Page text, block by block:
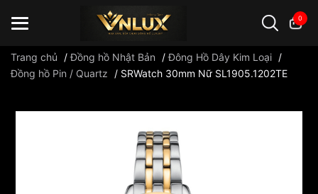
0
Trang chủ /Đồng hồ Nhật Bản /Đông Hồ Dây Kim Loại /
Đồng hồ Pin / Quartz
/ SRWatch 30mm Nữ SL1905.1202TE